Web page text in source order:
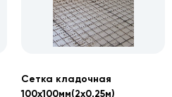
Сетка кладочная
100х100мм(2х0,25м)